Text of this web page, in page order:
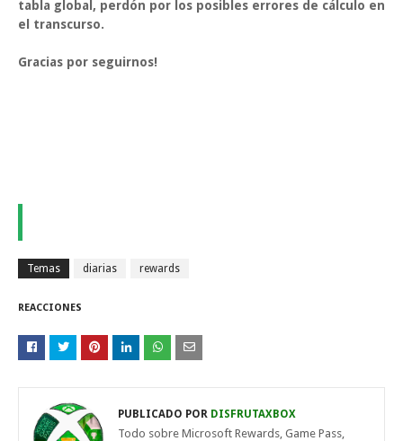
tabla global, perdón por los posibles errores de cálculo en
el transcurso.
Gracias por seguirnos!
Temas diarias rewards
REACCIONES
PUBLICADO POR DISFRUTAXBOX
Todo sobre Microsoft Rewards, Game Pass,